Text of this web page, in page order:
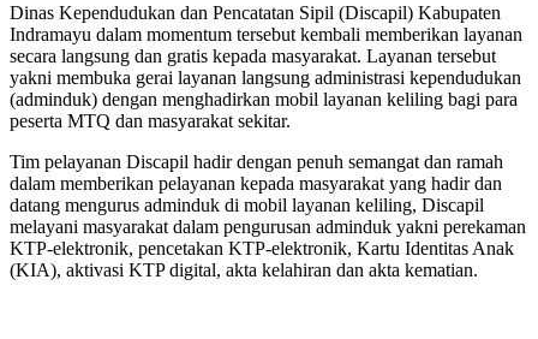
Dinas Kependudukan dan Pencatatan Sipil (Discapil) Kabupaten
Indramayu dalam momentum tersebut kembali memberikan layanan
secara langsung dan gratis kepada masyarakat. Layanan tersebut
yakni membuka gerai layanan langsung administrasi kependudukan
(adminduk) dengan menghadirkan mobil layanan keliling bagi para
peserta MTQ dan masyarakat sekitar.
Tim pelayanan Discapil hadir dengan penuh semangat dan ramah
dalam memberikan pelayanan kepada masyarakat yang hadir dan
datang mengurus adminduk di mobil layanan keliling, Discapil
melayani masyarakat dalam pengurusan adminduk yakni perekaman
KTP-elektronik, pencetakan KTP-elektronik, Kartu Identitas Anak
(KIA), aktivasi KTP digital, akta kelahiran dan akta kematian.